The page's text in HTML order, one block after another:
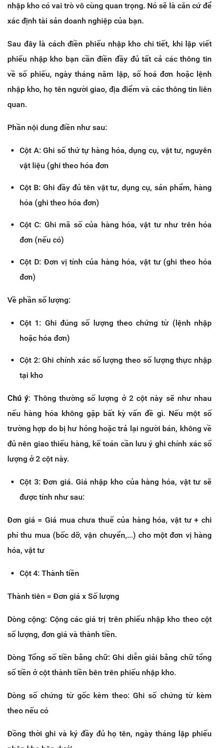
nhập kho có vai trò vô cùng quan trọng. Nó sẽ là căn cứ để
xác định tài sản doanh nghiệp của bạn.
Sau đây là cách điền phiếu nhập kho chi tiết, khi lập viết
phiếu nhập kho bạn cần điền đầy đủ tất cả các thông tin
về số phiếu, ngày tháng năm lập, số hoá đơn hoặc lệnh
nhập kho, họ tên người giao, địa điểm và các thông tin liên
quan.
Phần nội dung điền như sau:
Cột A: Ghi số thứ tự hàng hóa, dụng cụ, vật tư, nguyên
vật liệu (ghi theo hóa đơn
Cột B: Ghi đầy đủ tên vật tư, dụng cụ, sản phẩm, hàng
hóa (ghi theo hóa đơn)
Cột C: Ghi mã số của hàng hóa, vật tư như trên hóa
đơn (nếu có)
Cột D: Đơn vị tính của hàng hóa, vật tư (ghi theo hóa
đơn)
Về phần số lượng:
Cột 1: Ghi đúng số lượng theo chứng từ (lệnh nhập
hoặc hóa đơn)
Cột 2: Ghi chính xác số lượng theo số lượng thực nhập
tại kho
Chú ý: Thông thường số lượng ở 2 cột này sẽ như nhau
nếu hàng hóa không gặp bất kỳ vấn đề gì. Nếu một số
trường hợp do bị hư hỏng hoặc trả lại người bán, không về
đủ nên giao thiếu hàng, kế toán cần lưu ý ghi chính xác số
lượng ở 2 cột này.
Cột 3: Đơn giá. Giá nhập kho của hàng hóa, vật tư sẽ
được tính như sau:
Đơn giá = Giá mua chưa thuế của hàng hóa, vật tư + chi
phí thu mua (bốc dỡ, vận chuyển,...) cho một đơn vị hàng
hóa, vật tư
Cột 4: Thành tiền
Thành tiên = Đơn giá x Số lượng
Dòng cộng: Cộng các giá trị trên phiếu nhập kho theo cột
số lượng, đơn giá và thành tiền.
Dòng Tổng số tiền bằng chữ: Ghi diễn giải bằng chữ tổng
số tiền ở cột thành tiền bên trên phiếu nhập kho.
Dòng số chứng từ gốc kèm theo: Ghi số chứng từ kèm
theo nếu có
Đồng thời ghi và ký đầy đủ họ tên, ngày tháng lập phiếu